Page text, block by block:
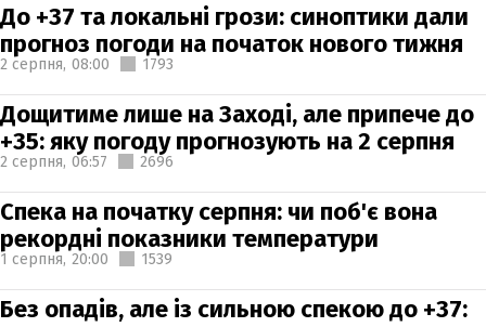
До +37 та локальні грози: синоптики дали
прогноз погоди на початок нового тижня
2 серпня, 08:00 1793
Дощитиме лише на Заході, але припече до
+35: яку погоду прогнозують на 2 серпня
2 серпня, 06:57 2696
Спека на початку серпня: чи поб'є вона
рекордні показники температури
1 серпня, 20:00 1539
Без опадів, але із сильною спекою до +37: